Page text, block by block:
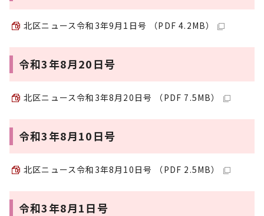
北区ニュース令和3年9月1日号 （PDF 4.2MB）
令和3年8月20日号
北区ニュース令和3年8月20日号 （PDF 7.5MB）
令和3年8月10日号
北区ニュース令和3年8月10日号 （PDF 2.5MB）
令和3年8月1日号